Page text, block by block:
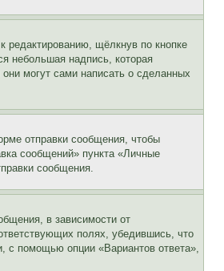
редактированию, щёлкнув по кнопке
небольшая надпись, которая
могут сами написать о сделанных
отправки сообщения, чтобы
сообщений» пункта «Личные
сообщения.
в зависимости от
полях, убедившись, что
с помощью опции «Вариантов ответа»,